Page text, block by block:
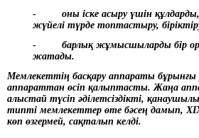
- оны іске асыру үшін
жүйелі түрде топтастыру,
- барлық жұмысшыларды бір
жатады.
Мемлекеттің басқару аппараты бұрынғы
аппараттан өсіп қалыптасты. Жаңа
алыстай түсіп әділетсіздікті,
типті мемлекеттер өте бәсең дамып,
көп өзгермей, сақталып келді.